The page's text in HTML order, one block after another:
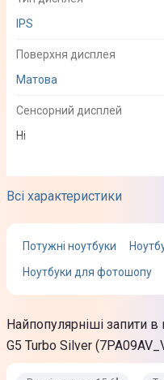
Всі характеристики
IPS
Поверхня дисплея
Матова
Сенсорний дисплей
Ні
Процесор
Intel Core i7-9750H
Кількість ядер процесора
Базова частота процесора
Потужні ноутбуки
Ноутбуки для фотошопу
Найпопулярніші запити в
G5 Turbo Silver